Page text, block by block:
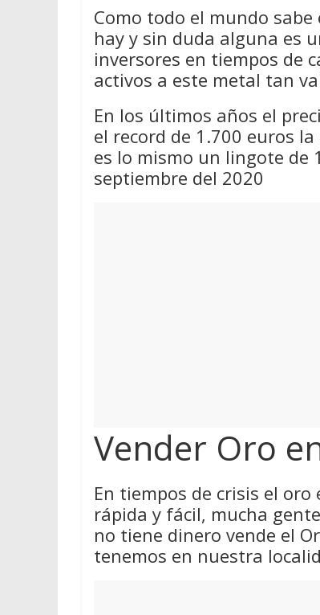
Como todo el mundo sabe
hay y sin duda alguna es
inversores en tiempos de
activos a este metal tan
En los últimos años el
el record de 1.700 euros
es lo mismo un lingote de
septiembre del 2020
Vender Oro
En tiempos de crisis el
rápida y fácil, mucha
no tiene dinero vende el
tenemos en nuestra